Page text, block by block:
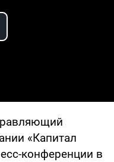
Video
«Капитал
конференции в